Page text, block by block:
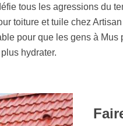
tous les agressions du
toiture et tuile chez
pour que les gens à
hydrater.